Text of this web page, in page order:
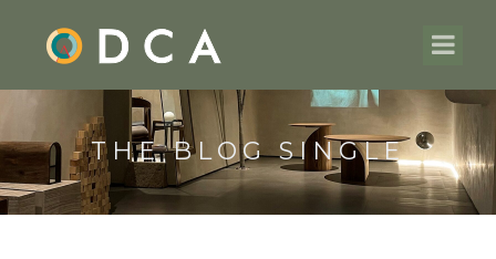
THE BLOG SINGLE